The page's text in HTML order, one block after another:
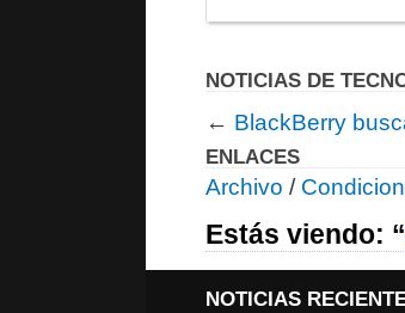
NOTICIAS DE
← BlackBerry
ENLACES
Archivo /
Estás viendo: “
NOTICIAS